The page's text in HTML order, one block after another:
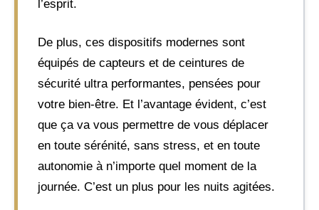
l’esprit.
De plus, ces dispositifs modernes sont
équipés de capteurs et de ceintures de
sécurité ultra performantes, pensées pour
votre bien-être. Et l’avantage évident, c’est
que ça va vous permettre de vous déplacer
en toute sérénité, sans stress, et en toute
autonomie à n’importe quel moment de la
journée. C’est un plus pour les nuits agitées.